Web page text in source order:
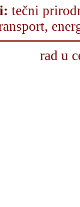
tečni
rad u